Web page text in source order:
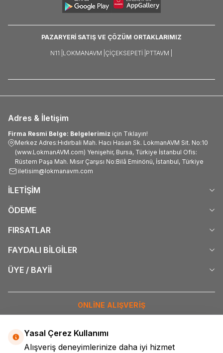
PAZARYERİ SATIŞ VE ÇÖZÜM ORTAKLARIMIZ
N11 | LOKMANAVM | ÇIÇEKSEPETI | PTTAVM |
Adres & İletişim
Firma Resmi Belge: Belgelerimiz için Tıklayın!
Merkez Adres:Hıdırbali Mah. Hacı Hasan Sk. LokmanAVM Sit. No:10
(www.LokmanAVM.com) Yenişehir, Bursa, Türkiye İstanbul Ofis:
Rüstem Paşa Mah. Mısır Çarşısı No:Bilâ Eminönü, İstanbul, Türkiye
iletisim@lokmanavm.com
İLETİŞİM
ÖDEME
FIRSATLAR
FAYDALI BİLGİLER
ÜYE / BAYİİ
ONLİNE ALIŞVERİŞ
İNTERNETTE GÜVENLİ ALIŞVERİŞ
Yasal Çerez Kullanımı
Alışveriş deneyimlerinize daha iyi hizmet